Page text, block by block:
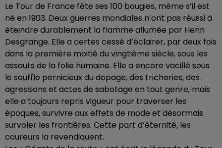
Le Tour de France fête ses 100 bougies, même s’il est
né en 1903. Deux guerres mondiales n’ont pas réussi à
éteindre durablement la flamme allumée par Henri
Desgrange. Elle a certes cessé d’éclairer, par deux fois
dans la première moitié du vingtième siècle, sous les
assauts de la folie humaine. Elle a encore vacillé sous
le souffle pernicieux du dopage, des tricheries, des
agressions et actes de sabotage en tout genre, mais
elle a toujours repris vigueur pour traverser les
époques, survivre aux effets de mode et désormais
survoler les frontières. Cette part d’éternité, les
coureurs la revendiquent.